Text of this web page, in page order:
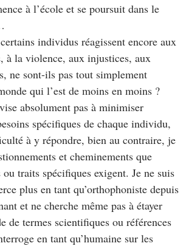
à l’école et se poursuit dans le
individus réagissent encore aux
à la violence, aux injustices, aux
ne sont-ils pas tout simplement
qui l’est de moins en moins ?
absolument pas à minimiser
spécifiques de chaque individu,
à y répondre, bien au contraire, je
et cheminements que
ou traits spécifiques exigent. Je ne suis
plus en tant qu’orthophoniste depuis
et ne cherche même pas à étayer
de termes scientifiques ou références
en tant qu’humaine sur les